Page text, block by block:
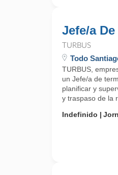
Jefe/a
TURBUS
Todo
TURBUS,
un Jefe/a de
planificar y
y traspaso de la
Indefinido